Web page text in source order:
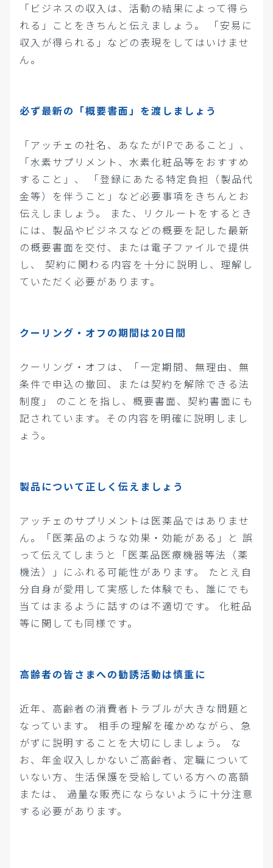
「ビジネスの収入は、活動の結果によって得ら
れる」ことをきちんと伝えましょう。
「安易に
収入が得られる」などの表現をしてはいけませ
ん。
必ず最新の「概要書面」を渡しましょう
「アッチェの社名、あなたがIPであること」、
「水素サプリメント、水素化粧品等をおすすめ
すること」、 「登録にあたる特定負担（製品代
金等）を伴うこと」など必要事項をきちんとお
伝えしましょう。 また、リクルートをするとき
には、製品やビジネスなどの概要を記した最新
の概要書面を交付、または電子ファイルで提供
し、 契約に関わる内容を十分に説明し、理解し
ていただく必要があります。
クーリング・オフの期間は20日間
クーリング・オフは、「一定期間、無理由、無
条件で申込の撤回、または契約を解除できる法
制度」 のことを指し、概要書面、契約書面にも
記されています。その内容を明確に説明しまし
ょう。
製品について正しく伝えましょう
アッチェのサプリメントは医薬品ではありませ
ん。「医薬品のような効果・効能がある」と 誤
って伝えてしまうと「医薬品医療機器等法（薬
機法）」にふれる可能性があります。 たとえ自
分自身が愛用して実感した体験でも、誰にでも
当てはまるように話すのは不適切です。 化粧品
等に関しても同様です。
高齢者の皆さまへの勧誘活動は慎重に
近年、高齢者の消費者トラブルが大きな問題と
なっています。 相手の理解を確かめながら、急
がずに説明することを大切にしましょう。 な
お、年金収入しかないご高齢者、定職について
いない方、生活保護を受給している方への高額
または、 過量な販売にならないように十分注意
する必要があります。